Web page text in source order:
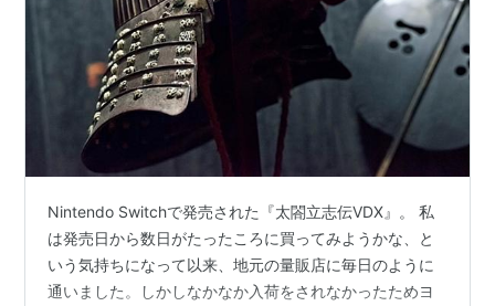
Nintendo Switchで発売された『太閤立志伝VDX』。 私
は発売日から数日がたったころに買ってみようかな、と
いう気持ちになって以来、地元の量販店に毎日のように
通いました。しかしなかなか入荷をされなかったためヨ